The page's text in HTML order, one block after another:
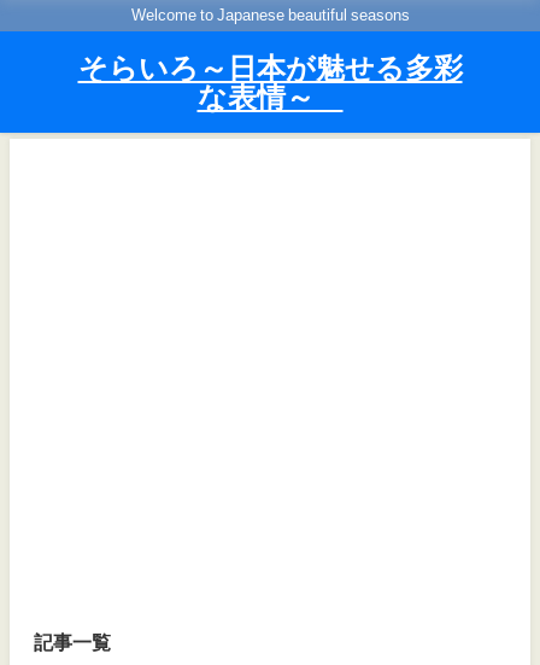
Welcome to Japanese beautiful seasons
そらいろ～日本が魅せる多彩
な表情～
記事一覧